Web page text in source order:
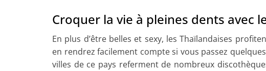
Croquer la vie à pleines dents avec
En plus d’être belles et sexy, les Thaïlandaises
en rendrez facilement compte si vous passez
villes de ce pays referment de nombreux